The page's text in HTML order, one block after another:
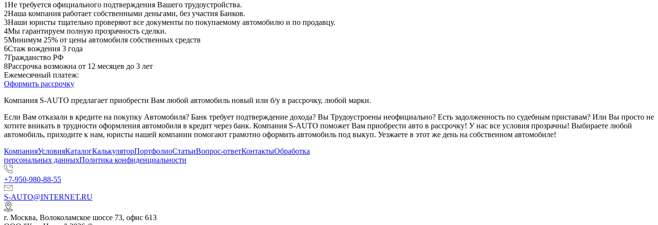
1Не требуется официального подтверждения Вашего трудоустройства.
2Наша компания работает собственными деньгами, без участия Банков.
3Наши юристы тщательно проверяют все документы по покупаемому автомобилю и по продавцу.
4Мы гарантируем полную прозрачность сделки.
5Минимум 25% от цены автомобиля собственных средств
6Стаж вождения 3 года
7Гражданство РФ
8Рассрочка возможна от 12 месяцев до 3 лет
Ежемесячный платеж:
Оформить рассрочку
Компания S-AUTO предлагает приобрести Вам любой автомобиль новый или б/у в рассрочку, любой марки.
Если Вам отказали в кредите на покупку Автомобиля? Банк требует подтверждение дохода? Вы Трудоустроены неофициально? Есть задолженность по судебным приставам? Или Вы просто не
хотите вникать в трудности оформления автомобиля в кредит через банк. Компания S-AUTO поможет Вам приобрести авто в рассрочку! У нас все условия прозрачны! Выбираете любой
автомобиль, приходите к нам, юристы нашей компании помогают грамотно оформить автомобиль под выкуп. Уезжаете в этот же день на собственном автомобиле!
КомпанияУсловияКаталогКалькуляторПортфолиоСтатьиВопрос-ответКонтактыОбработка
персональных данныхПолитика конфиденциальности
+7-950-980-88-55
S-AUTO@INTERNET.RU
г. Москва, Волоколамское шоссе 73, офис 613